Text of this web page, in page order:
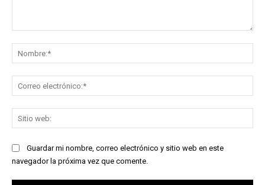
Guardar mi nombre, correo electrónico y sitio web en este
navegador la próxima vez que comente.